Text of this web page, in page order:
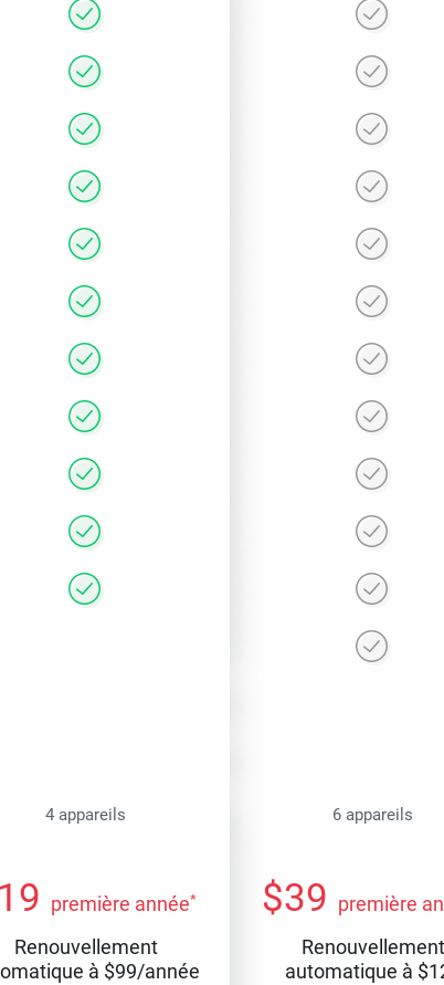
4 appareils 6 appareils
19 première année*
Renouvellement
à $99/année
$39 première
Renouvellement
automatique à $